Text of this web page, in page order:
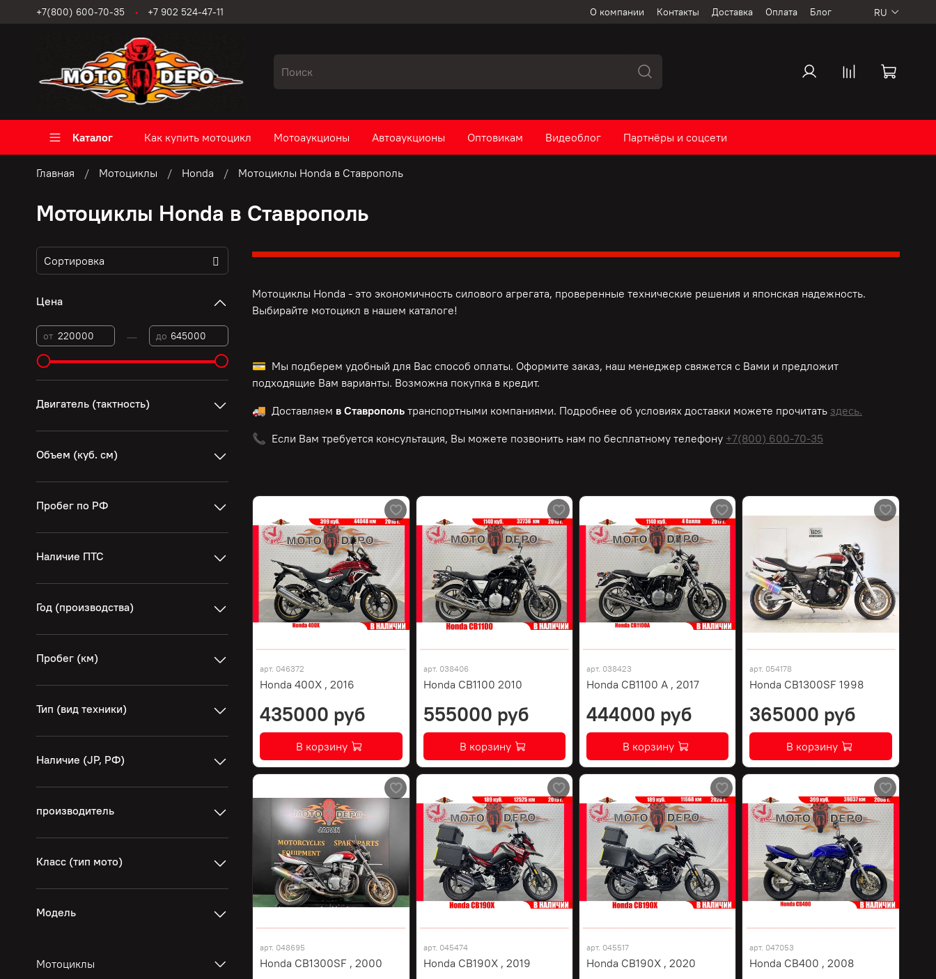
О компании Контакты Доставка Оплата Блог
+7(800) 600-70-35 +7 902 524-47-11 RU
Каталог Как купить мотоцикл Мотоаукционы Автоаукционы Оптовикам Видеоблог Партнёры и соцсети
Главная Мотоциклы Honda Мотоциклы Honda в Ставрополь
Мотоциклы Honda в Ставрополь
Мотоциклы Honda - это экономичность силового агрегата, проверенные технические решения ияпонская надежность.
Выбирайте мотоцикл в нашем каталоге!
💳 Мы подберем удобный для Вас способ оплаты. Оформите заказ, наш менеджер свяжется с Вами и предложит
подходящие Вам варианты. Возможна покупка в кредит.
🚚 Доставляем в Ставрополь транспортными компаниями. Подробнее об условиях доставки можете прочитать здесь.
📞 Если Вам требуется консультация, Вы можете позвонить нам по бесплатномутелефону +7(800) 600-70-35
арт. 046372
Honda 400X , 2016
435000 руб
В корзину
арт. 038406
Honda CB1100 2010
555000 руб
В корзину
арт. 038423
Honda CB1100 A , 2017
444000 руб
В корзину
арт. 054178
Honda CB1300SF 1998
365000 руб
В корзину
арт. 048695
Honda CB1300SF , 2000
арт. 045474
Honda CB190X , 2019
арт. 045517
Honda CB190X , 2020
арт. 047053
Honda CB400 , 2008
Цена
от — до
Двигатель (тактность)
Объем (куб. см)
Пробег по РФ
Наличие ПТС
Год (производства)
Пробег (км)
Тип (вид техники)
Наличие (JP, РФ)
производитель
Класс (тип мото)
Модель
Мотоциклы